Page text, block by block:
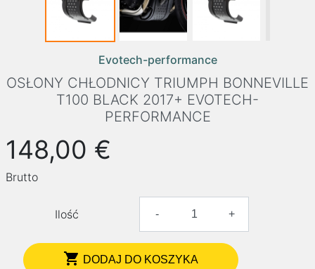
Evotech-performance
OSŁONY CHŁODNICY TRIUMPH BONNEVILLE
T100 BLACK 2017+ EVOTECH-
PERFORMANCE
148,00 €
Brutto
Ilość - +
 DODAJ DO KOSZYKA